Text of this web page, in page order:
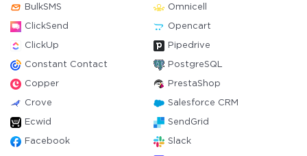
BulkSMS Omnicell
ClickSend Opencart
ClickUp Pipedrive
Constant Contact PostgreSQL
Copper PrestaShop
Crove Salesforce CRM
Ecwid SendGrid
Facebook Slack